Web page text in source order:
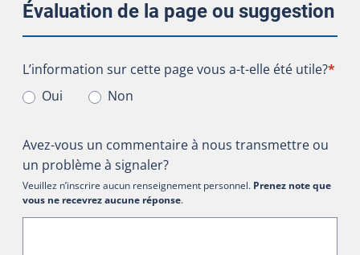
Évaluation de la page ou suggestion
L’information sur cette page vous a-t-elle été utile?
L’information sur cette page vous a-t-elle été utile?*
Oui
Non
Avez-vous un commentaire à nous transmettre ou
un problème à signaler?
Veuillez n’inscrire aucun renseignement personnel. Prenez note que
vous ne recevrez aucune réponse.